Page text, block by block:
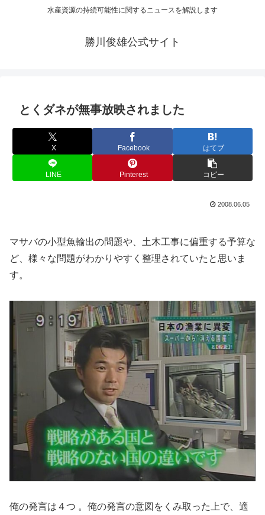
水産資源の持続可能性に関するニュースを解説します
勝川俊雄公式サイト
とくダネが無事放映されました
X Facebook はてブ
LINE Pinterest コピー
2008.06.05
マサバの小型魚輸出の問題や、土木工事に偏重する予算な
ど、様々な問題がわかりやすく整理されていたと思いま
す。
俺の発言は４つ 。俺の発言の意図をくみ取った上で、適